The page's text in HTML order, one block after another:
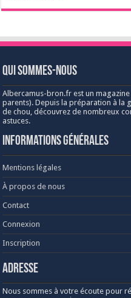
Qui sommes-nous
Albercamus-bron.fr est un
parents). Depuis la préparation à la
de chou, découvrez de nombreux
astuces.
Informations générales
Mentions légales
À propos de nous
Contact
Connexion
Inscription
Adresse
Nous sommes à votre écoute pour